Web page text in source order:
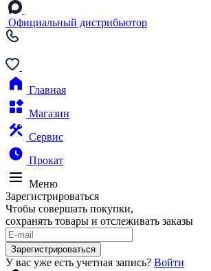
Официальный дистрибьютор
Главная
Магазин
Сервис
Прокат
Меню
Зарегистрироваться
Чтобы совершать покупки,
сохранять товары и отслеживать заказы
Зарегистрироваться
У вас уже есть учетная запись? Войти